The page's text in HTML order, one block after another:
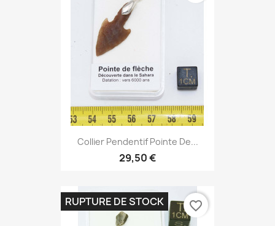
Collier Pendentif Pointe De...
29,50 €
RUPTURE DE STOCK favorite_border